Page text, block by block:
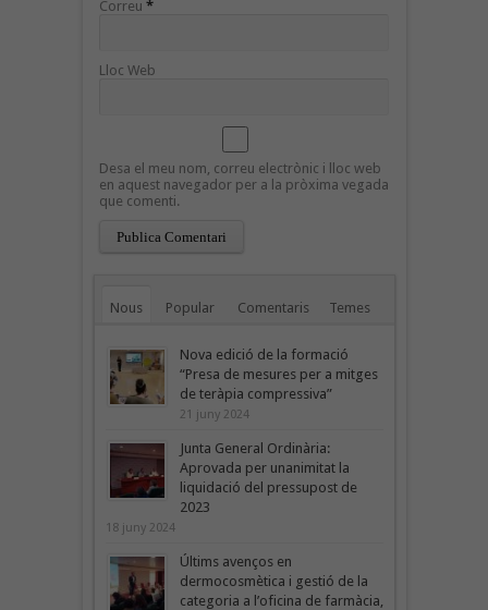
Correu *
Lloc Web
Desa el meu nom, correu electrònic i lloc web
en aquest navegador per a la pròxima vegada
que comenti.
Nous Popular Comentaris Temes
Nova edició de la formació
“Presa de mesures per a mitges
de teràpia compressiva”
21 juny 2024
Junta General Ordinària:
Aprovada per unanimitat la
liquidació del pressupost de
2023
18 juny 2024
Últims avenços en
dermocosmètica i gestió de la
categoria a l’oficina de farmàcia,